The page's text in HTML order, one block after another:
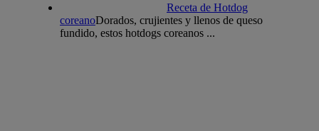
Receta de Hotdog
coreanoDorados, crujientes y llenos de queso
fundido, estos hotdogs coreanos ...